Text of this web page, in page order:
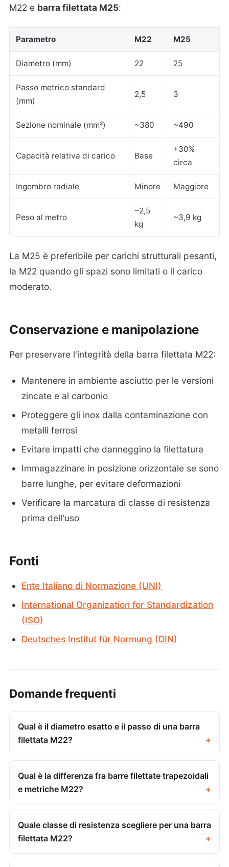
M22 e barra filettata M25:
Parametro M22 M25
Diametro (mm) 22 25
Passo metrico standard
(mm)
2,5 3
Sezione nominale (mm²) ~380 ~490
Capacità relativa di carico Base
+30%
circa
Ingombro radiale Minore Maggiore
Peso al metro
~2,5
kg
~3,9 kg
La M25 è preferibile per carichi strutturali pesanti,
la M22 quando gli spazi sono limitati o il carico
moderato.
Conservazione e manipolazione
Per preservare l'integrità della barra filettata M22:
Mantenere in ambiente asciutto per le versioni
zincate e al carbonio
Proteggere gli inox dalla contaminazione con
metalli ferrosi
Evitare impatti che danneggino la filettatura
Immagazzinare in posizione orizzontale se sono
barre lunghe, per evitare deformazioni
Verificare la marcatura di classe di resistenza
prima dell'uso
Fonti
Ente Italiano di Normazione (UNI)
International Organization for Standardization
(ISO)
Deutsches Institut für Normung (DIN)
Domande frequenti
Qual è il diametro esatto e il passo di una barra
filettata M22?
Qual è la differenza fra barre filettate trapezoidali
e metriche M22?
Quale classe di resistenza scegliere per una barra
filettata M22?